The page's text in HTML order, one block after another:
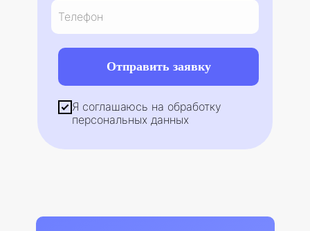
Отправить заявку
Я соглашаюсь на обработку
персональных данных